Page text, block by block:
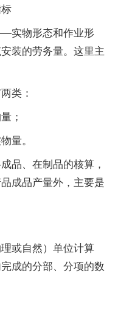
物形态和作业形
装的劳务量。这里主
类：
；
量。
、在制品的核算，
成品产量外，主要是
或自然）单位计算
成的分部、分项的数